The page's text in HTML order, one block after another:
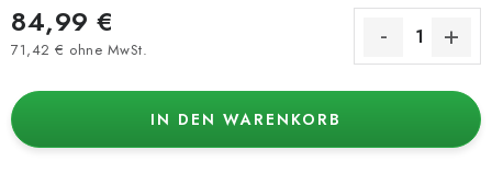
84,99 €
71,42 € ohne MwSt.
IN DEN WARENKORB